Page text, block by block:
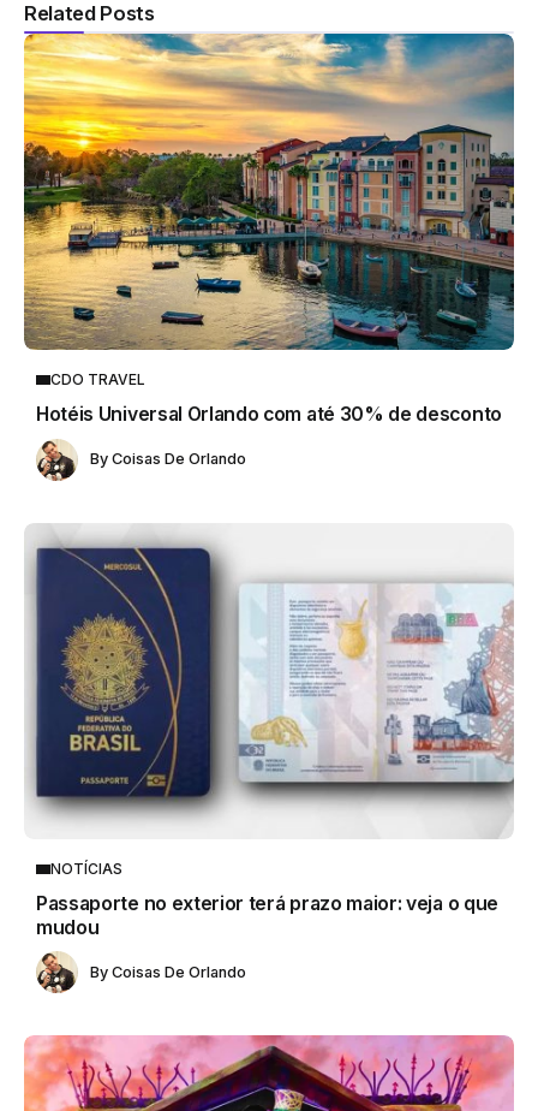
Related Posts
CDO TRAVEL
Hotéis Universal Orlando com até 30% de desconto
By Coisas De Orlando
NOTÍCIAS
Passaporte no exterior terá prazo maior: veja o que
mudou
By Coisas De Orlando